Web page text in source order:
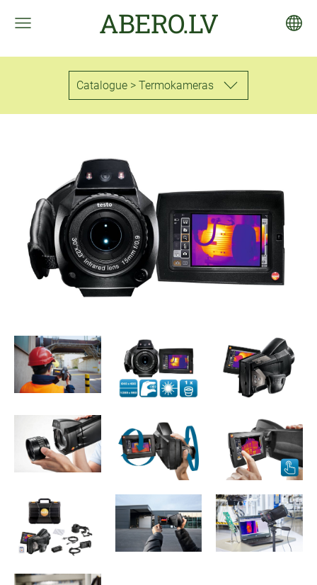
ABERO.LV
Catalogue > Termokameras